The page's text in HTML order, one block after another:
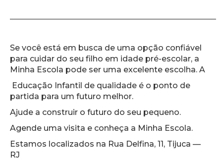
Se você está em busca de uma opção confiável
para cuidar do seu filho em idade pré-escolar, a
Minha Escola pode ser uma excelente escolha. A
Educação Infantil de qualidade é o ponto de
partida para um futuro melhor.
Ajude a construir o futuro do seu pequeno.
Agende uma visita e conheça a Minha Escola.
Estamos localizados na Rua Delfina, 11, Tijuca —
RJ